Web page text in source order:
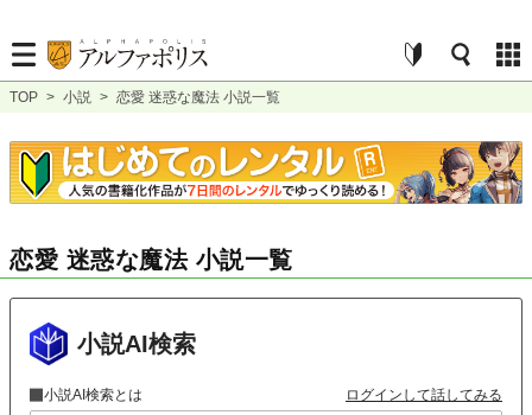
TOP > 小説 > 恋愛 迷惑な魔法 小説一覧
恋愛 迷惑な魔法 小説一覧
小説AI検索
小説AI検索とは ログインして話してみる